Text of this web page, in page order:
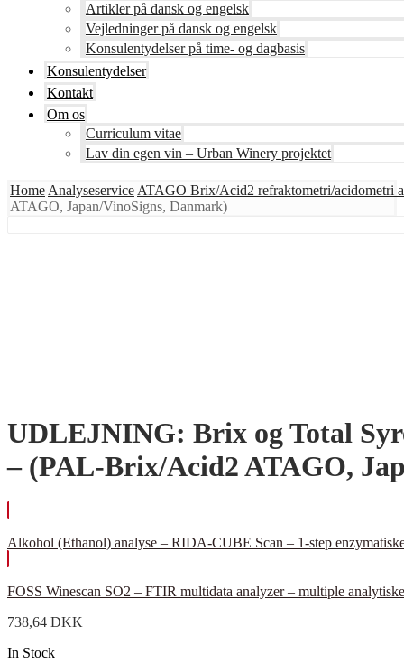
Artikler på dansk og engelsk
Vejledninger på dansk og engelsk
Konsulentydelser på time- og dagbasis
Konsulentydelser
Kontakt
Om os
Curriculum vitae
Lav din egen vin – Urban Winery projektet
Home Analyseservice ATAGO Brix/Acid2 refraktometri/acidometri
ATAGO, Japan/VinoSigns, Danmark)
UDLEJNING: Brix og Total
– (PAL-Brix/Acid2 ATAGO,
Alkohol (Ethanol) analyse – RIDA-CUBE Scan – 1-step
FOSS Winescan SO2 – FTIR multidata analyzer – multiple
738,64 DKK
In Stock